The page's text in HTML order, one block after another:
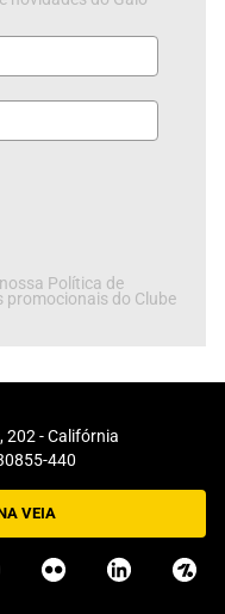
Política de
promocionais do Clube
202 - Califórnia
440
VEIA